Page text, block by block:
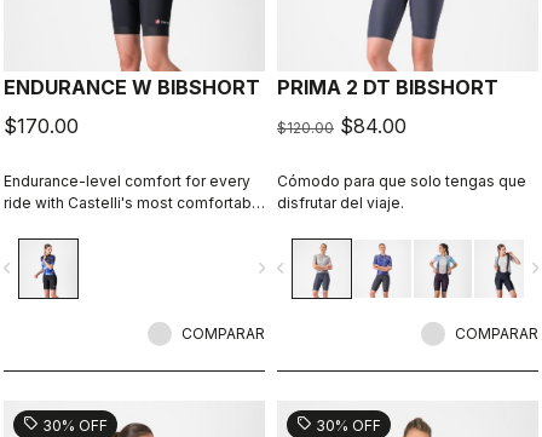
ENDURANCE W BIBSHORT
$170.00
Endurance-level comfort for every
ride with Castelli's most comfortable
navigate_next
COMPARAR
PRIMA 2 DT BIBSHORT
$120.00 $84.00
Cómodo para que solo tengas que
disfrutar del viaje.
navigate_before
COMPARAR
sell 30% OFF sell 30% OFF